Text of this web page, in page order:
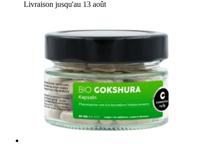
Livraison jusqu'au 13 août